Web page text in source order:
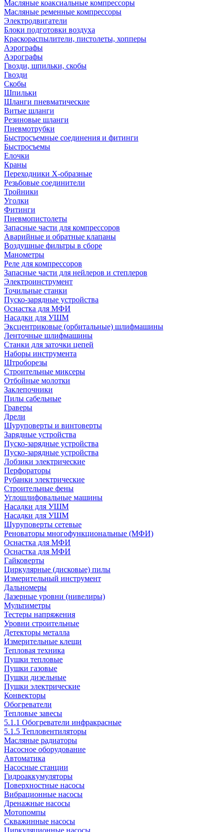
Масляные коаксиальные компрессоры
Масляные ременные компрессоры
Электродвигатели
Блоки подготовки воздуха
Краскораспылители, пистолеты, хопперы
Аэрографы
Аэрографы
Гвозди, шпильки, скобы
Гвозди
Скобы
Шпильки
Шланги пневматические
Витые шланги
Резиновые шланги
Пневмотрубки
Быстросъемные соединения и фитинги
Быстросъемы
Елочки
Краны
Переходники Х-образные
Резьбовые соединители
Тройники
Уголки
Фитинги
Пневмопистолеты
Запасные части для компрессоров
Аварийные и обратные клапаны
Воздушные фильтры в сборе
Манометры
Реле для компрессоров
Запасные части для нейлеров и степлеров
Электроинструмент
Точильные станки
Пуско-зарядные устройства
Оснастка для МФИ
Насадки для УШМ
Эксцентриковые (орбитальные) шлифмашины
Ленточные шлифмашины
Станки для заточки цепей
Наборы инструмента
Штроборезы
Строительные миксеры
Отбойные молотки
Заклепочники
Пилы сабельные
Граверы
Дрели
Шуруповерты и винтоверты
Зарядные устройства
Пуско-зарядные устройства
Пуско-зарядные устройства
Лобзики электрические
Перфораторы
Рубанки электрические
Строительные фены
Углошлифовальные машины
Насадки для УШМ
Насадки для УШМ
Шуруповерты сетевые
Реноваторы многофункциональные (МФИ)
Оснастка для МФИ
Оснастка для МФИ
Гайковерты
Циркулярные (дисковые) пилы
Измерительный инструмент
Дальномеры
Лазерные уровни (нивелиры)
Мультиметры
Тестеры напряжения
Уровни строительные
Детекторы металла
Измерительные клещи
Тепловая техника
Пушки тепловые
Пушки газовые
Пушки дизельные
Пушки электрические
Конвекторы
Обогреватели
Тепловые завесы
5.1.1 Обогреватели инфракрасные
5.1.5 Тепловентиляторы
Масляные радиаторы
Насосное оборудование
Автоматика
Насосные станции
Гидроаккумуляторы
Поверхностные насосы
Вибрационные насосы
Дренажные насосы
Мотопомпы
Скважинные насосы
Циркуляционные насосы